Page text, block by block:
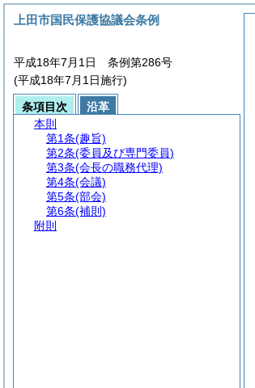
上田市国民保護協議会条例
平成18年7月1日 条例第286号
(平成18年7月1日施行)
条項目次
沿革
本則
第1条(趣旨)
第2条(委員及び専門委員)
第3条(会長の職務代理)
第4条(会議)
第5条(部会)
第6条(補則)
附則